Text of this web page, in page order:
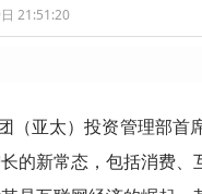
21:51:20
（亚太）投资管理部首
的新常态，包括消费